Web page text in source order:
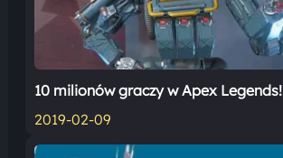
10 milionów graczy w Apex Legends!
2019-02-09